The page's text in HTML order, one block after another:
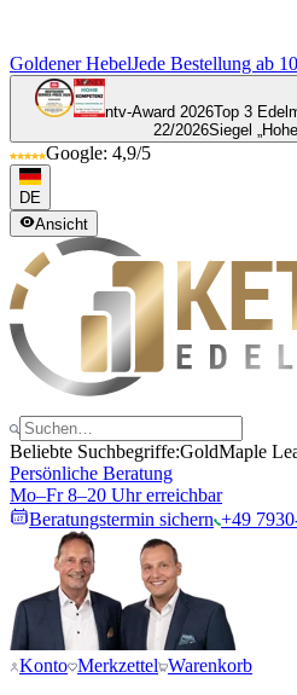
Goldener HebelJede Bestellung ab
ntv-Award 2026Top 3
22/2026Siegel
Google: 4,9/5
DE
Ansicht
Beliebte Suchbegriffe:GoldMaple
Persönliche Beratung
Mo–Fr 8–20 Uhr erreichbar
Beratungstermin sichern +49
Konto Merkzettel Warenkorb